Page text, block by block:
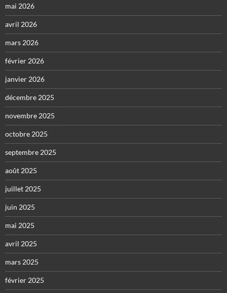
mai 2026
avril 2026
mars 2026
février 2026
janvier 2026
décembre 2025
novembre 2025
octobre 2025
septembre 2025
août 2025
juillet 2025
juin 2025
mai 2025
avril 2025
mars 2025
février 2025